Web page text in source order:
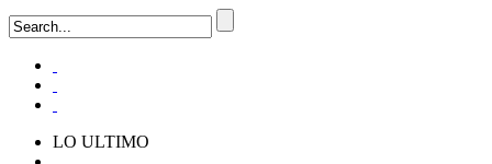
LO ULTIMO